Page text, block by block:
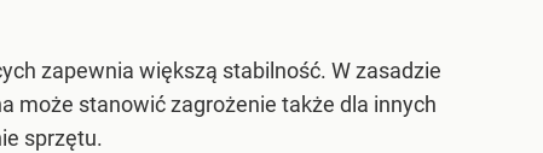
zapewnia większą stabilność. W zasadzie
może stanowić zagrożenie także dla innych
sprzętu.